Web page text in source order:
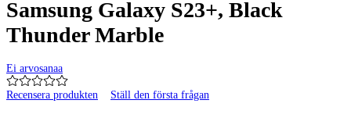
Samsung Galaxy S23+, Black
Thunder Marble
Ei arvosanaa
Recensera produkten Ställ den första frågan